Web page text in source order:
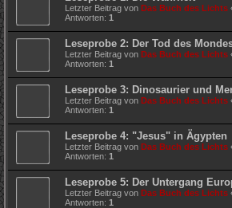
Letzter Beitrag von Das Buch des Lichts
Antworten: 1
Leseprobe 2: Der Tod des
Letzter Beitrag von Das Buch des Lichts
Antworten: 1
Leseprobe 3: Dinosaurier und
Letzter Beitrag von Das Buch des Lichts
Antworten: 1
Leseprobe 4: "Jesus" in Ägypten
Letzter Beitrag von Das Buch des Lichts
Antworten: 1
Leseprobe 5: Der Untergang
Letzter Beitrag von Das Buch des Lichts
Antworten: 1